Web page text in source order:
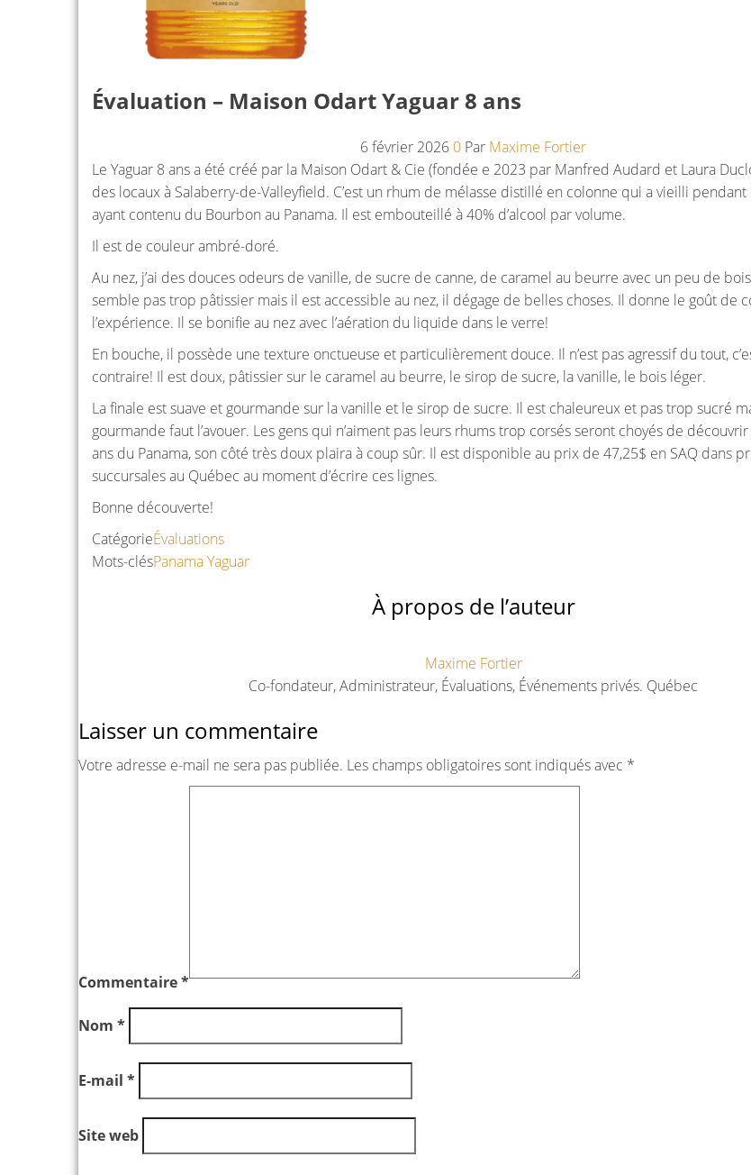
Évaluation – Maison Odart Yaguar 8 ans
6 février 2026 0 Par Maxime Fortier
Le Yaguar 8 ans a été créé par la Maison Odart & Cie (fondée e 2023 par Manfred Audard et Laura
des locaux à Salaberry-de-Valleyfield. C’est un rhum de mélasse distillé en colonne qui a vieilli pendant
ayant contenu du Bourbon au Panama. Il est embouteillé à 40% d’alcool par volume.
Il est de couleur ambré-doré.
Au nez, j’ai des douces odeurs de vanille, de sucre de canne, de caramel au beurre avec un peu de
semble pas trop pâtissier mais il est accessible au nez, il dégage de belles choses. Il donne le goût de
l’expérience. Il se bonifie au nez avec l’aération du liquide dans le verre!
En bouche, il possède une texture onctueuse et particulièrement douce. Il n’est pas agressif du tout,
contraire! Il est doux, pâtissier sur le caramel au beurre, le sirop de sucre, la vanille, le bois léger.
La finale est suave et gourmande sur la vanille et le sirop de sucre. Il est chaleureux et pas trop sucré
gourmande faut l’avouer. Les gens qui n’aiment pas leurs rhums trop corsés seront choyés de
ans du Panama, son côté très doux plaira à coup sûr. Il est disponible au prix de 47,25$ en SAQ dans
succursales au Québec au moment d’écrire ces lignes.
Bonne découverte!
CatégorieÉvaluations
Mots-clésPanamaYaguar
À propos de l’auteur
Maxime Fortier
Co-fondateur, Administrateur, Évaluations, Événements privés. Québec
Laisser un commentaire
Votre adresse e-mail ne sera pas publiée. Les champs obligatoires sont indiqués avec *
Commentaire*
Nom *
E-mail *
Site web